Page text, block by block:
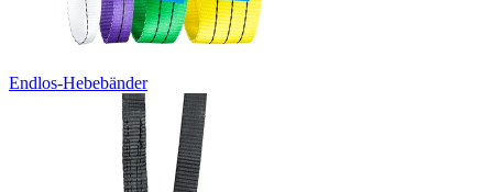
Endlos-Hebebänder